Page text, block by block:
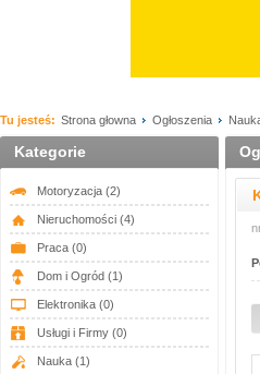
Tu jesteś: Strona głowna Ogłoszenia
Kategorie
Motoryzacja (2)
Nieruchomości (4)
Praca (0)
Dom i Ogród (1)
Elektronika (0)
Usługi i Firmy (0)
Nauka (1)